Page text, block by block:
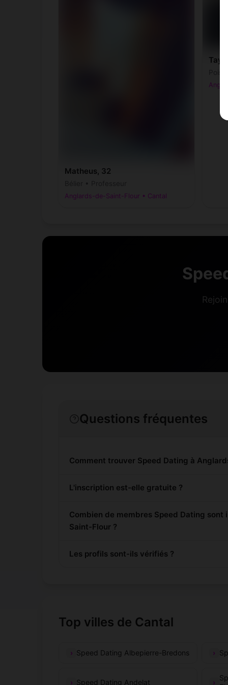
Matheus, 32
Anglards-de-Saint-Flour • Cantal
Questions fréquentes
Comment trouver Speed Dating à
L'inscription est-elle gratuite ?
Combien de membres Speed Dating
Saint-Flour ?
Les profils sont-ils vérifiés ?
Top villes de Cantal
Speed Dating Albepierre-Bredons
Speed Dating Andelat